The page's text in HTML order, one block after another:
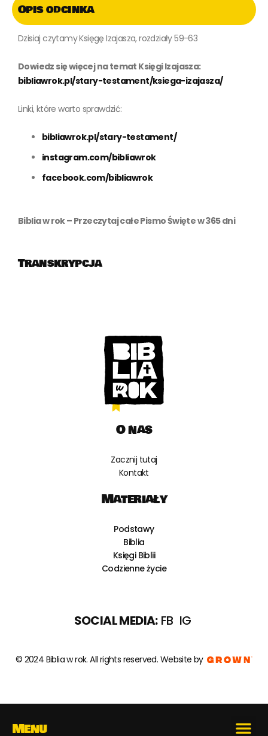
Opis odcinka
Dzisiaj czytamy Księgę Izajasza, rozdziały 59-63
Dowiedz się więcej na temat Księgi Izajasza:
bibliawrok.pl/stary-testament/ksiega-izajasza/
Linki, które warto sprawdzić:
bibliawrok.pl/stary-testament/
instagram.com/bibliawrok
facebook.com/bibliawrok
Biblia w rok – Przeczytaj całe Pismo Święte w 365 dni
Transkrypcja
O nas
Zacznij tutaj
Kontakt
Materiały
Podstawy
Biblia
Księgi Biblii
Codzienne życie
SOCIAL MEDIA: FB IG
© 2024 Biblia w rok. All rights reserved. Website by
Menu